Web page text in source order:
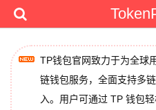
TP钱包官网致力于为全球
链钱包服务，全面支持多
入。用户可通过 TP 钱包